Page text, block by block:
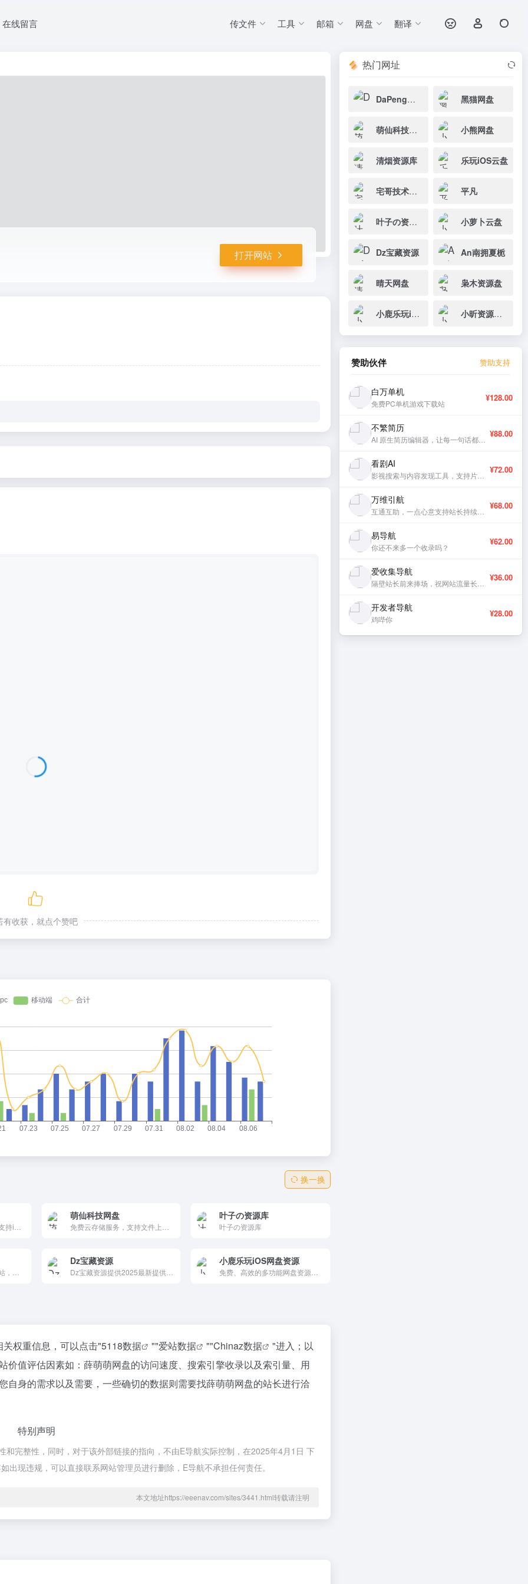
在线留言 传文件 工具 邮箱 网盘 翻译
打开网站
有收获，就点个赞吧
换一换
萌仙科技网盘 叶子の资源库
叶子の资源库
Dz宝藏资源
Dz宝藏资源提供2025最新提供IPA+安卓资源+PC资源等下载，iOS企业证书签名教程，支持免越狱安装IPA应用，附AltStore自签工具下载，解决iOS应用分发难题。
小鹿乐玩iOS网盘资源
权重信息，可以点击"5118数据 ""爱站数据 ""Chinaz数据
"进入；以
值评估因素如：薛萌萌网盘的访问速度、搜索引擎收录以及索引量、用
身的需求以及需要，一些确切的数据则需要找薛萌萌网盘的站长进行洽
特别声明
完整性，同时，对于该外部链接的指向，不由E导航实际控制，在2025年4月1日 下
现违规，可以直接联系网站管理员进行删除，E导航不承担任何责任。
本文地址https://eeenav.com/sites/3441.html转载请注明
热门网址
DaPeng网盘 黑猫网盘
萌仙科技网盘 小熊网盘
清烟资源库 乐玩iOS云盘
宅哥技术网盘 平凡
叶子の资源库 小萝卜云盘
Dz宝藏资源 An南拥夏栀
晴天网盘 枭木资源盘
小鹿乐玩iOS网盘资源 小昕资源网盘
赞助伙伴 赞助支持
白万单机
免费PC单机游戏下载站
¥128.00
不繁简历 ¥88.00
看剧AI ¥72.00
万维引航 ¥68.00
易导航
你还不来多一个收录吗？
¥62.00
爱收集导航 ¥36.00
开发者导航
鸡哔你
¥28.00